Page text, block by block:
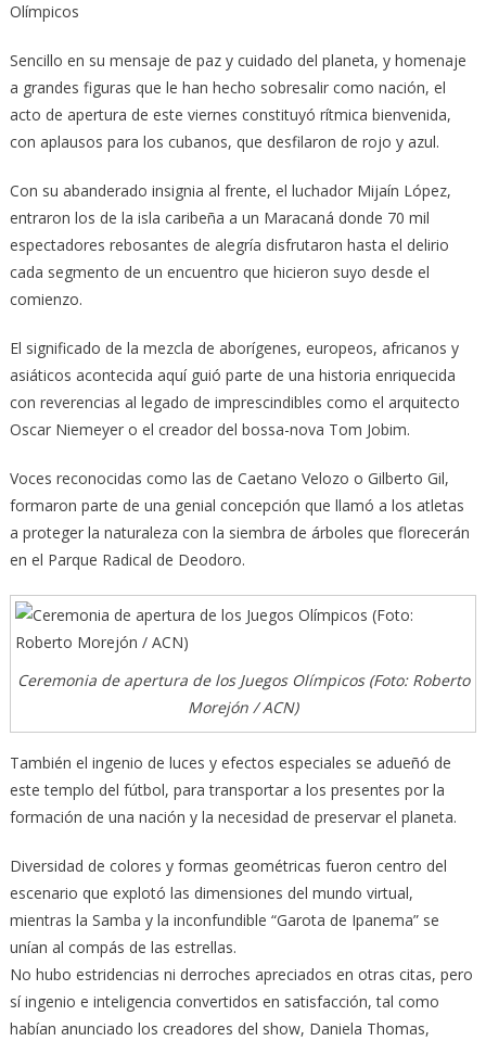
Olímpicos
Sencillo en su mensaje de paz y cuidado del planeta, y homenaje
a grandes figuras que le han hecho sobresalir como nación, el
acto de apertura de este viernes constituyó rítmica bienvenida,
con aplausos para los cubanos, que desfilaron de rojo y azul.
Con su abanderado insignia al frente, el luchador Mijaín López,
entraron los de la isla caribeña a un Maracaná donde 70 mil
espectadores rebosantes de alegría disfrutaron hasta el delirio
cada segmento de un encuentro que hicieron suyo desde el
comienzo.
El significado de la mezcla de aborígenes, europeos, africanos y
asiáticos acontecida aquí guió parte de una historia enriquecida
con reverencias al legado de imprescindibles como el arquitecto
Oscar Niemeyer o el creador del bossa-nova Tom Jobim.
Voces reconocidas como las de Caetano Velozo o Gilberto Gil,
formaron parte de una genial concepción que llamó a los atletas
a proteger la naturaleza con la siembra de árboles que florecerán
en el Parque Radical de Deodoro.
Ceremonia de apertura de los Juegos Olímpicos (Foto: Roberto
Morejón / ACN)
También el ingenio de luces y efectos especiales se adueñó de
este templo del fútbol, para transportar a los presentes por la
formación de una nación y la necesidad de preservar el planeta.
Diversidad de colores y formas geométricas fueron centro del
escenario que explotó las dimensiones del mundo virtual,
mientras la Samba y la inconfundible “Garota de Ipanema” se
unían al compás de las estrellas.
No hubo estridencias ni derroches apreciados en otras citas, pero
sí ingenio e inteligencia convertidos en satisfacción, tal como
habían anunciado los creadores del show, Daniela Thomas,